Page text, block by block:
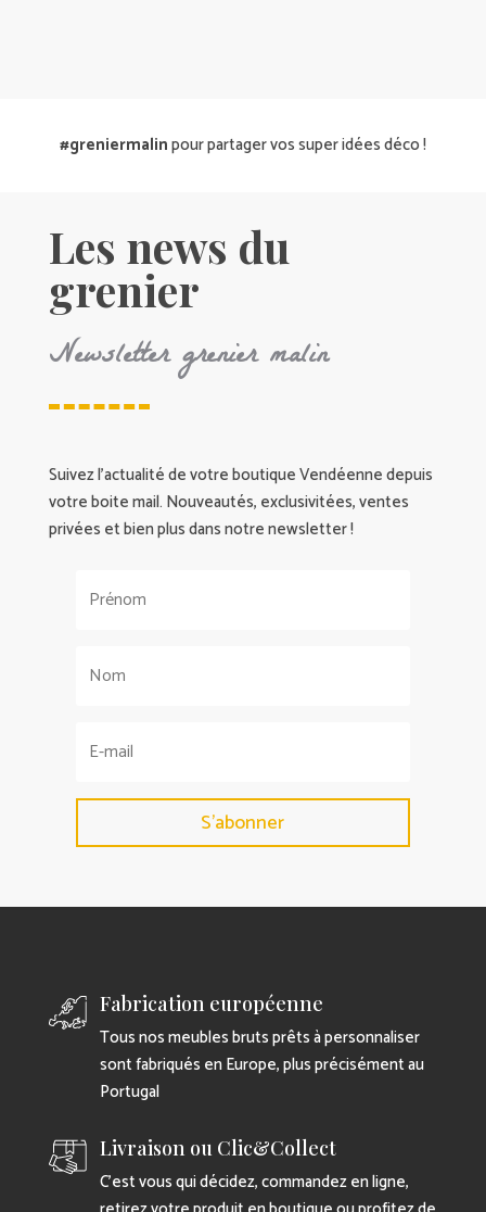
#greniermalinpour partager vos super idées déco !
Les news du
grenier
Newsletter grenier malin
Suivez l’actualité de votre boutique Vendéenne depuis
votre boite mail. Nouveautés, exclusivitées, ventes
privées et bien plus dans notre newsletter !
S'abonner
Fabrication européenne
Tous nos meubles bruts prêts à personnaliser
sont fabriqués en Europe, plus précisément au
Portugal
Livraison ou Clic&Collect
C’est vous qui décidez, commandez en ligne,